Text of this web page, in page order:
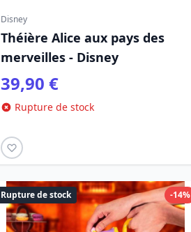
Disney
Théière Alice aux pays des
merveilles - Disney
39,90 €
Rupture de stock
-14%
Rupture de stock